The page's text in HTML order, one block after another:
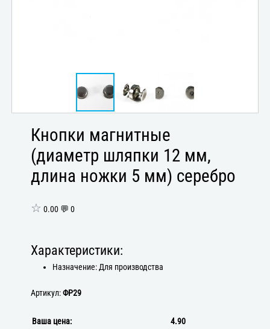
Кнопки магнитные
(диаметр шляпки 12 мм,
длина ножки 5 мм) серебро
☆ 0.00 💬 0
Характеристики:
Назначение: Для производства
Артикул:ФР29
Ваша цена:
4.90